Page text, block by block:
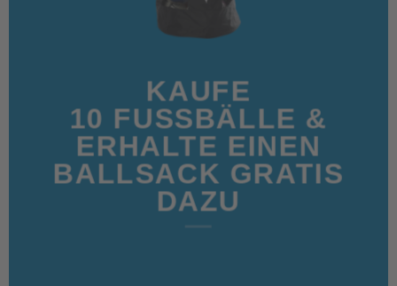
KAUFE
10 FUSSBÄLLE &
ERHALTE EINEN
BALLSACK GRATIS
DAZU